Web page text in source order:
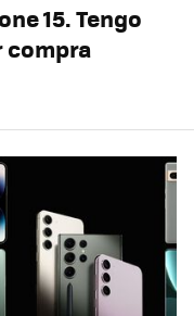
15. Tengo
compra